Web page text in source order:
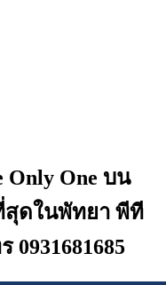
Only One บน
สุดในพัทยา พีที
0931681685